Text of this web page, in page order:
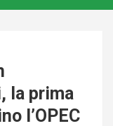
la prima
l’OPEC